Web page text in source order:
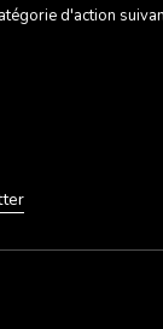
d'action